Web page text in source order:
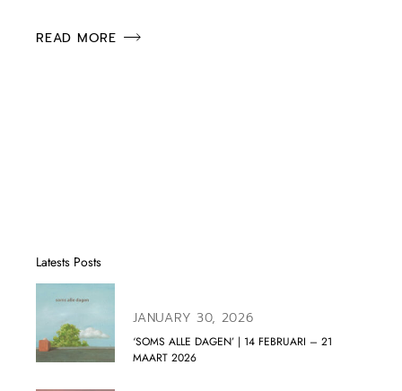
READ MORE
Latests Posts
JANUARY 30, 2026
‘SOMS ALLE DAGEN’ | 14 FEBRUARI – 21
MAART 2026